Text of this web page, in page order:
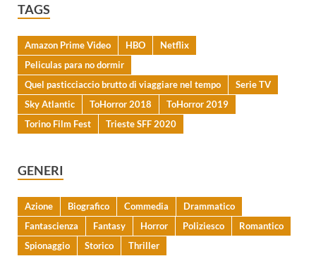
TAGS
Amazon Prime Video HBO
Netflix
Peliculas para no dormir
Quel pasticciaccio brutto di viaggiare nel tempo
Serie TV
Sky Atlantic
ToHorror 2018
ToHorror 2019
Torino Film Fest
Trieste SFF 2020
GENERI
Azione Biografico Commedia
Drammatico
Fantascienza
Fantasy Horror Poliziesco
Romantico
Spionaggio
Storico Thriller